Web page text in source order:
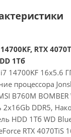
RTX
1Тб
14700KF 16x5.6
процессора
B760M BOMBER
DDR5,
HDD 1Тб WD
RTX 4070TiS